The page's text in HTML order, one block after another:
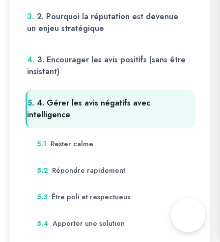
3. 2. Pourquoi la réputation est devenue
un enjeu stratégique
4. 3. Encourager les avis positifs (sans être
insistant)
5. 4. Gérer les avis négatifs avec
intelligence
5.1 Rester calme
5.2 Répondre rapidement
5.3 Être poli et respectueux
5.4 Apporter une solution